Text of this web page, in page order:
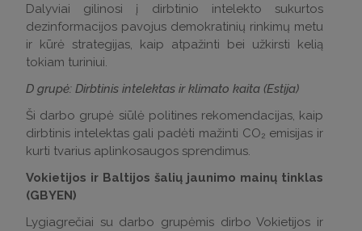
Dalyviai gilinosi į dirbtinio intelekto sukurtos
dezinformacijos pavojus demokratinių rinkimų metu
ir kūrė strategijas, kaip atpažinti bei užkirsti kelią
tokiam turiniui.
D grupė: Dirbtinis intelektas ir klimato kaita (Estija)
Ši darbo grupė siūlė politines rekomendacijas, kaip
dirbtinis intelektas gali padėti mažinti CO₂ emisijas ir
kurti tvarius aplinkosaugos sprendimus.
Vokietijos ir Baltijos šalių jaunimo mainų tinklas
(GBYEN)
Lygiagrečiai su darbo grupėmis dirbo Vokietijos ir